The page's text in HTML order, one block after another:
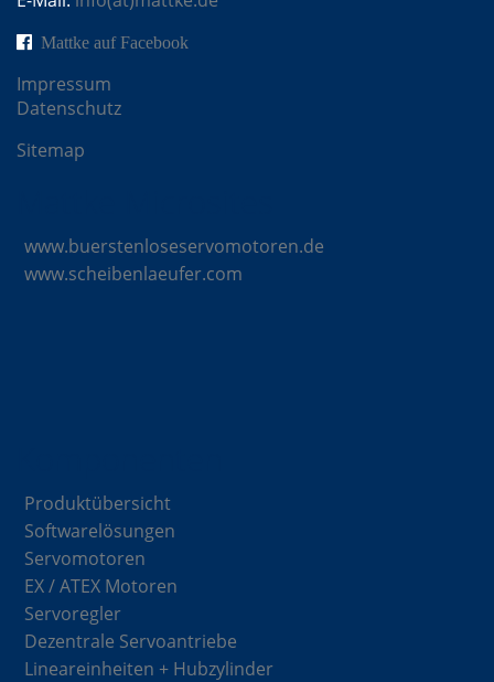
Mattke auf Facebook
Impressum
Datenschutz
Sitemap
www.buerstenloseservomotoren.de
www.scheibenlaeufer.com
Produktübersicht
Softwarelösungen
Servomotoren
EX / ATEX Motoren
Servoregler
Dezentrale Servoantriebe
Lineareinheiten + Hubzylinder